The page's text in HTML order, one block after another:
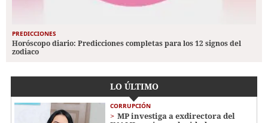
PREDICCIONES
Horóscopo diario: Predicciones completas para los 12 signos del
zodiaco
LO ÚLTIMO
CORRUPCIÓN
MP investiga a exdirectora del